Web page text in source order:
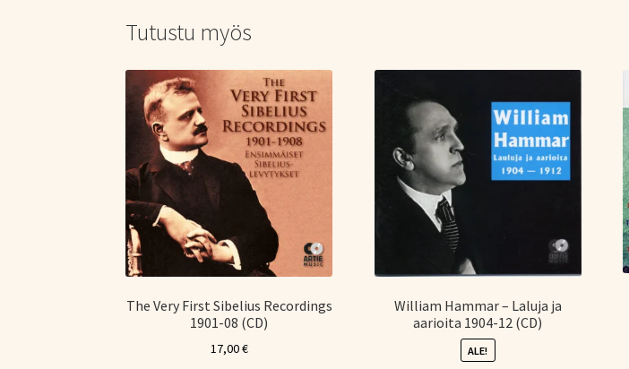
Tutustu myös
The Very First Sibelius Recordings
1901-08 (CD)
17,00€
William Hammar – Laluja ja
aarioita 1904-12 (CD)
ALE!